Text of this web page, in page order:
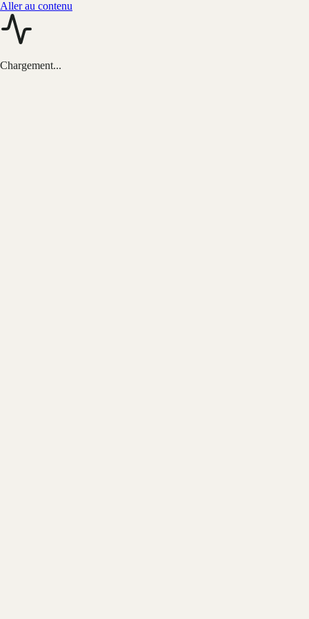
Aller au contenu
Chargement...